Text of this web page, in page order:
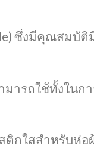
ซึ่งมีคุณสมบั
ารถใช้ทั้งในก
กใสสำหรับห่อ